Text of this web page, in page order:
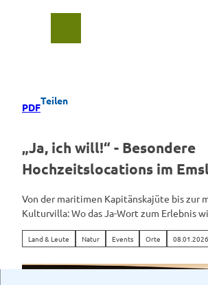
PDF
Teilen
„Ja, ich will!“ - Besondere
Hochzeitslocations im
Von der maritimen Kapitänskajüte bis zur
Kulturvilla: Wo das Ja-Wort zum Erlebnis
Land & Leute Natur Events Orte 08.01.2026